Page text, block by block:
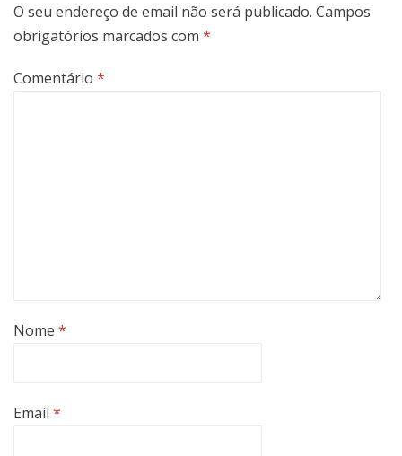
O seu endereço de email não será publicado. Campos
obrigatórios marcados com *
Comentário *
Nome *
Email *